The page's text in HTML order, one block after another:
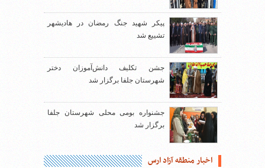
پیکر شهید جنگ رمضان در هادیشهر
تشییع شد
جشن تکلیف دانش‌آموزان دختر
شهرستان جلفا برگزار شد
جشنواره بومی محلی شهرستان جلفا
برگزار شد
اخبار منطقه آزاد ارس